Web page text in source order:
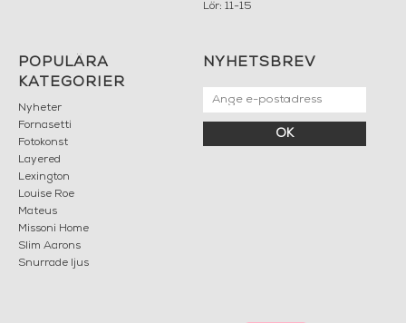
Lör: 11-15
POPULÄRA
KATEGORIER
Nyheter
Fornasetti
Fotokonst
Layered
Lexington
Louise Roe
Mateus
Missoni Home
Slim Aarons
Snurrade ljus
NYHETSBREV
OK